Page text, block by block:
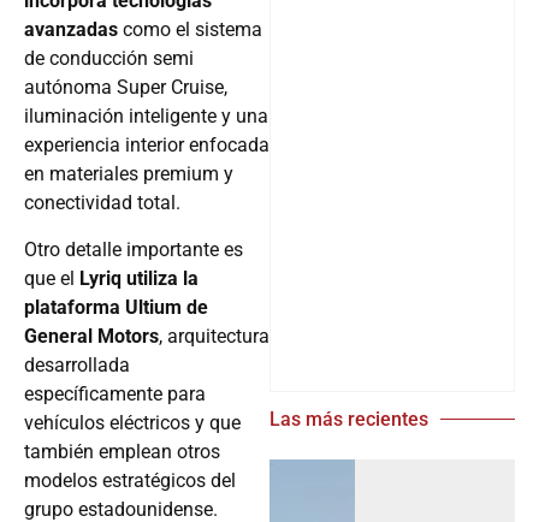
avanzadas como el sistema
de conducción semi
autónoma Super Cruise,
iluminación inteligente y una
experiencia interior enfocada
en materiales premium y
conectividad total.
Otro detalle importante es
que el Lyriq utiliza la
plataforma Ultium de
General Motors, arquitectura
desarrollada
específicamente para
vehículos eléctricos y que
también emplean otros
modelos estratégicos del
grupo estadounidense.
Las más recientes